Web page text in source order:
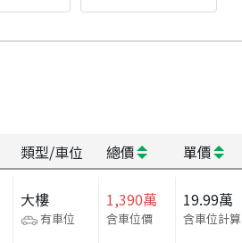
類型/車位 總價 單價
大樓
有車位
1,390萬
含車位價
19.99萬
含車位計算